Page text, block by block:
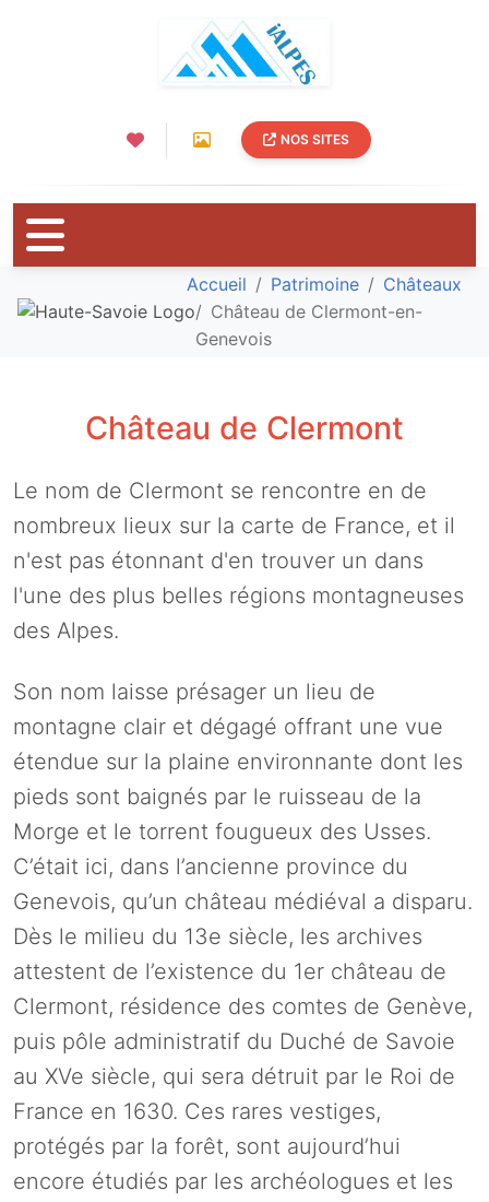
NOS SITES
Accueil Patrimoine
Châteaux
Château de Clermont-en-
Genevois
Château de Clermont
Le nom de Clermont se rencontre en de
nombreux lieux sur la carte de France, et il
n'est pas étonnant d'en trouver un dans
l'une des plus belles régions montagneuses
des Alpes.
Son nom laisse présager un lieu de
montagne clair et dégagé offrant une vue
étendue sur la plaine environnante dont les
pieds sont baignés par le ruisseau de la
Morge et le torrent fougueux des Usses.
C’était ici, dans l’ancienne province du
Genevois, qu’un château médiéval a disparu.
Dès le milieu du 13e siècle, les archives
attestent de l’existence du 1er château de
Clermont, résidence des comtes de Genève,
puis pôle administratif du Duché de Savoie
au XVe siècle, qui sera détruit par le Roi de
France en 1630. Ces rares vestiges,
protégés par la forêt, sont aujourd’hui
encore étudiés par les archéologues et les